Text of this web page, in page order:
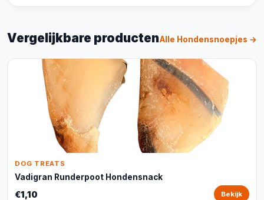
Vergelijkbare productenAlle Hondensnoepjes →
DOG TREATS
Vadigran Runderpoot Hondensnack
€1,10 Bekijk